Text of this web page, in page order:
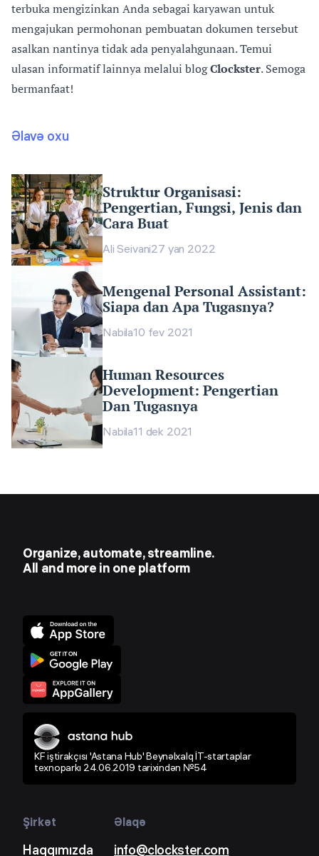
terbuka mengizinkan Anda sebagai karyawan untuk
mengajukan permohonan pembuatan dokumen tersebut
asalkan nantinya tidak ada penyalahgunaan. Temui
ulasan informatif lainnya melalui blogClockster. Semoga
bermanfaat!
Əlavə oxu
Struktur Organisasi:
Pengertian, Fungsi, Jenis dan
Cara Buat
Ali Seivani27 yan 2022
Mengenal Personal Assistant:
Siapa dan Apa Tugasnya?
Nabila10 fev 2021
Human Resources
Development: Pengertian
Dan Tugasnya
Nabila11 dek 2021
Organize, automate, streamline.
All and more in one platform
KF iştirakçısı 'Astana Hub' Beynəlxalq İT-startaplar
texnoparkı 24.06.2019 tarixindən №54
Şirkət
Haqqımızda
Əlaqə
info@clockster.com